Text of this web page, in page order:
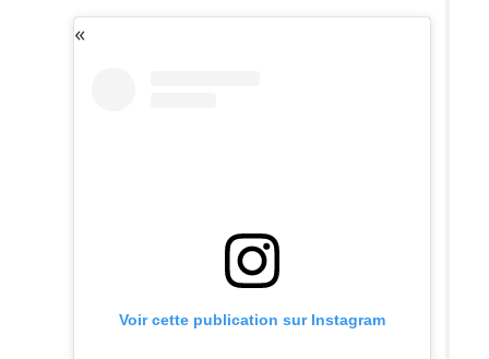
Voir cette publication sur Instagram